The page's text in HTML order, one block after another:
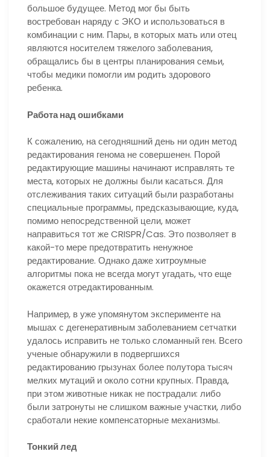
большое будущее. Метод мог бы быть
востребован наряду с ЭКО и использоваться в
комбинации с ним. Пары, в которых мать или отец
являются носителем тяжелого заболевания,
обращались бы в центры планирования семьи,
чтобы медики помогли им родить здорового
ребенка.
Работа над ошибками
К сожалению, на сегодняшний день ни один метод
редактирования генома не совершенен. Порой
редактирующие машины начинают исправлять те
места, которых не должны были касаться. Для
отслеживания таких ситуаций были разработаны
специальные программы, предсказывающие, куда,
помимо непосредственной цели, может
направиться тот же CRISPR/Cas. Это позволяет в
какой-то мере предотвратить ненужное
редактирование. Однако даже хитроумные
алгоритмы пока не всегда могут угадать, что еще
окажется отредактированным.
Например, в уже упомянутом эксперименте на
мышах с дегенеративным заболеванием сетчатки
удалось исправить не только сломанный ген. Всего
ученые обнаружили в подвергшихся
редактированию грызунах более полутора тысяч
мелких мутаций и около сотни крупных. Правда,
при этом животные никак не пострадали: либо
были затронуты не слишком важные участки, либо
сработали некие компенсаторные механизмы.
Тонкий лед